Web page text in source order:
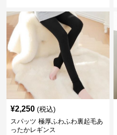
¥2,250 (税込)
スパッツ 極厚ふわふわ裏起毛あ
ったかレギンス